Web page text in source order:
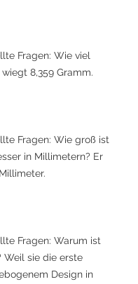
Fragen: Wie viel
8,359 Gramm.
Fragen: Wie groß ist
in Millimetern? Er
Fragen: Warum ist
Weil sie die erste
Design in